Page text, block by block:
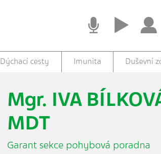
Dýchací cesty Imunita Duševní
Mgr. IVA
MDT
Garant sekce pohybová poradna